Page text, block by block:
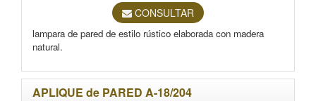
CONSULTAR
lampara de pared de estilo rústico elaborada con madera
natural.
APLIQUE de PARED A-18/204